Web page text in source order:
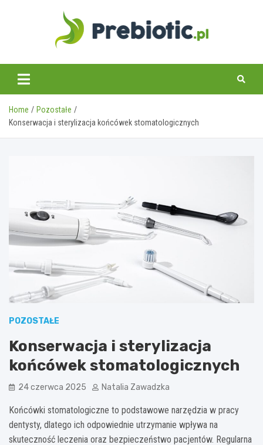
prebiotic.pl
Home
Pozostałe
Konserwacja i sterylizacja końcówek stomatologicznych
POZOSTAŁE
Konserwacja i sterylizacja
końcówek stomatologicznych
24 czerwca 2025 Natalia Zawadzka
Końcówki stomatologiczne to podstawowe narzędzia w pracy
dentysty, dlatego ich odpowiednie utrzymanie wpływa na
skuteczność leczenia oraz bezpieczeństwo pacjentów. Regularna